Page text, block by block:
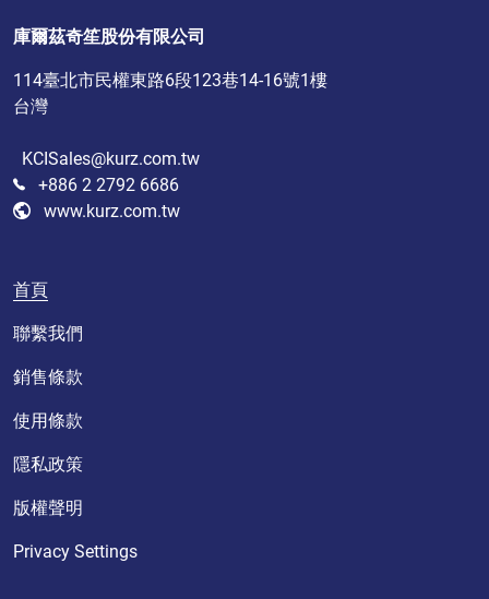
庫爾茲奇笙股份有限公司
114臺北市民權東路6段123巷14-16號1樓
台灣
KCISales@kurz.com.tw
+886 2 2792 6686
www.kurz.com.tw
首頁
聯繫我們
銷售條款
使用條款
隱私政策
版權聲明
Privacy Settings